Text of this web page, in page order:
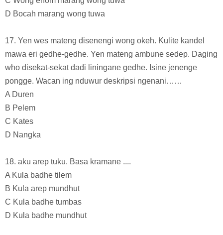
D Bocah marang wong tuwa
17. Yen wes mateng disenengi wong okeh. Kulite kandel
mawa eri gedhe-gedhe. Yen mateng ambune sedep. Daging
who disekat-sekat dadi liningane gedhe. Isine jenenge
pongge. Wacan ing nduwur deskripsi ngenani……
A Duren
B Pelem
C Kates
D Nangka
18. aku arep tuku. Basa kramane ....
A Kula badhe tilem
B Kula arep mundhut
C Kula badhe tumbas
D Kula badhe mundhut